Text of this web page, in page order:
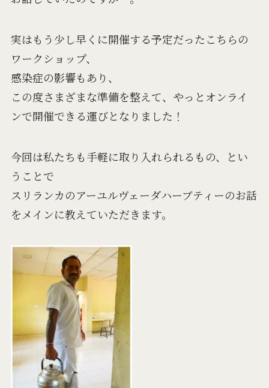
実はもう少し早くに開催する予定だったこちらの
ワークショップ、
感染症の影響もあり、
この度さまざまな準備を整えて、やっとオンライ
ンで開催できる運びとなりました！
今回は私たちも手軽に取り入れられるもの、とい
うことで
スリランカのアーユルヴェーダハーブティーのお話
をメインに教えていただきます。